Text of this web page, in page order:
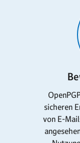
sicheren
von E-